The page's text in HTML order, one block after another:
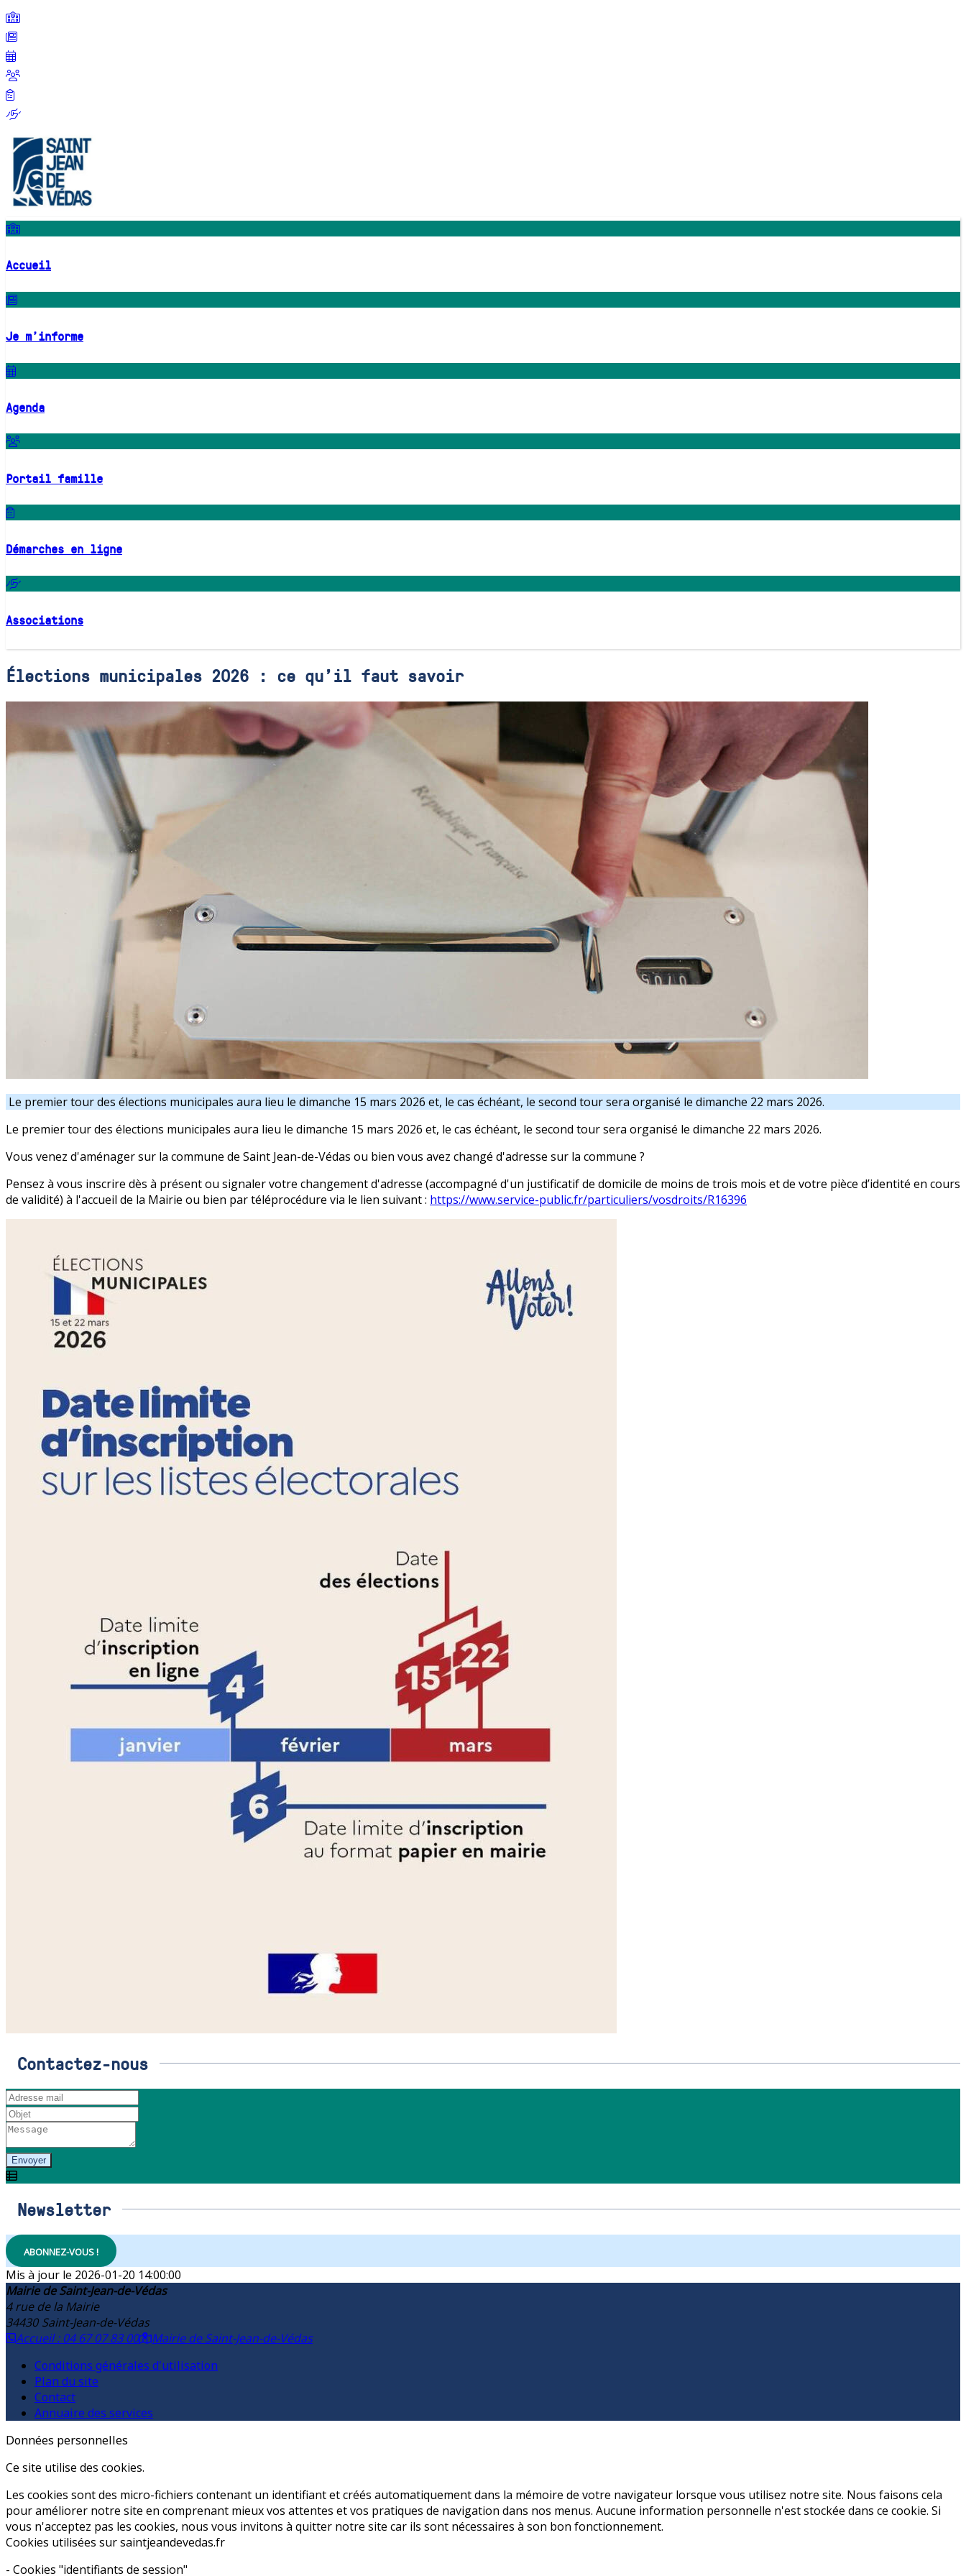
Accueil
Je m'informe
Agenda
Portail famille
Démarches en ligne
Associations
Élections municipales 2026 : ce qu'il faut savoir
Le premier tour des élections municipales aura lieu le dimanche 15 mars 2026 et, le cas échéant, le second tour sera organisé le dimanche 22 mars 2026.
Le premier tour des élections municipales aura lieu le dimanche 15 mars 2026 et, le cas échéant, le second tour sera organisé le dimanche 22 mars 2026.
Vous venez d'aménager sur la commune de Saint Jean-de-Védas ou bien vous avez changé d'adresse sur la commune ?
Pensez à vous inscrire dès à présent ou signaler votre changement d'adresse (accompagné d'un justificatif de domicile de moins de trois mois et de votre pièce d’identité en cours
de validité) à l'accueil de la Mairie ou bien par téléprocédure via le lien suivant : https://www.service-public.fr/particuliers/vosdroits/R16396
Contactez-nous
Envoyer
Newsletter
ABONNEZ-VOUS !
2026-01-20 14:00:00
Mairie de Saint-Jean-de-Védas
4 rue de la Mairie
34430 Saint-Jean-de-Védas
Accueil : 04 67 07 83 00
Mairie de Saint-Jean-de-Védas
Conditions générales d'utilisation
Plan du site
Contact
Annuaire des services
Données personnelles
Ce site utilise des cookies.
Les cookies sont des micro-fichiers contenant un identifiant et créés automatiquement dans la mémoire de votre navigateur lorsque vous utilisez notre site. Nous faisons cela
pour améliorer notre site en comprenant mieux vos attentes et vos pratiques de navigation dans nos menus. Aucune information personnelle n'est stockée dans ce cookie. Si
vous n'acceptez pas les cookies, nous vous invitons à quitter notre site car ils sont nécessaires à son bon fonctionnement.
Cookies utilisées sur saintjeandevedas.fr
- Cookies "identifiants de session"